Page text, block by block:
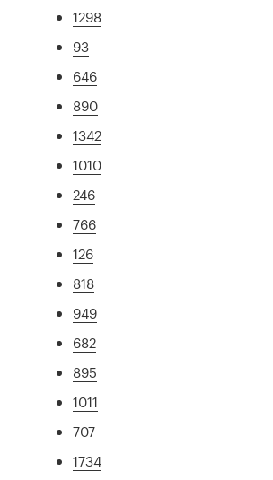
1298
93
646
890
1342
1010
246
766
126
818
949
682
895
1011
707
1734